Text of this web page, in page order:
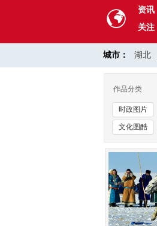
资讯
关注
城市： 湖北
作品分类
时政图片
文化图酷